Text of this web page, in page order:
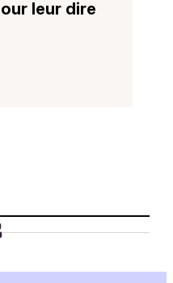
leur dire